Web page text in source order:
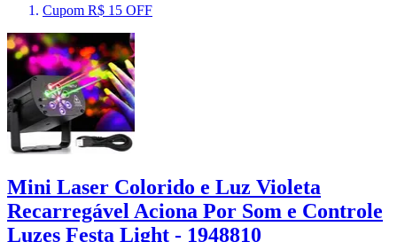
Cupom R$ 15 OFF
Mini Laser Colorido e Luz Violeta
Recarregável Aciona Por Som e Controle
Luzes Festa Light - 1948810